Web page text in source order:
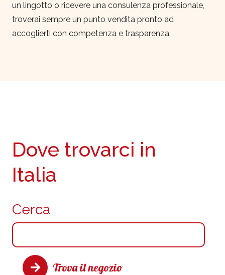
un lingotto o ricevere una consulenza professionale,
troverai sempre un punto vendita pronto ad
accoglierti con competenza e trasparenza.
Cerca
Trova il negozio
Dove trovarci in
Italia